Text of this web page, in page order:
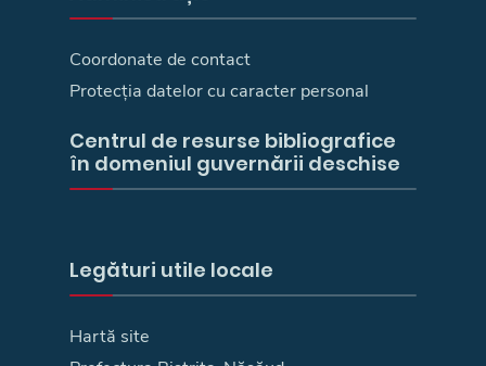
Coordonate de contact
Protecția datelor cu caracter personal
Centrul de resurse bibliografice
în domeniul guvernării deschise
Legături utile locale
Hartă site